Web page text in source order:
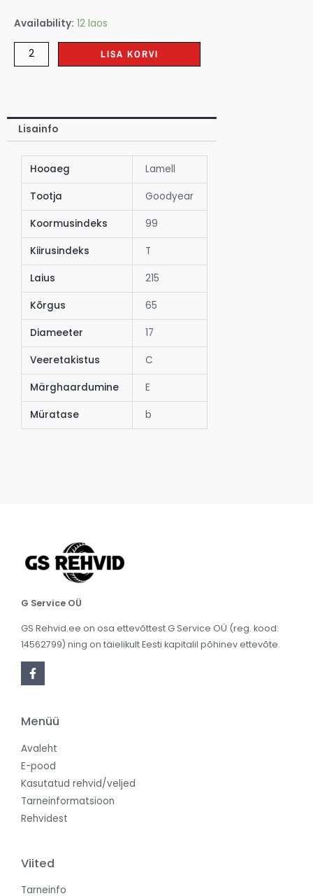
Availability: 12 laos
LISA KORVI
Lisainfo
Hooaeg Lamell
Tootja Goodyear
Koormusindeks 99
Kiirusindeks T
Laius 215
Kõrgus 65
Diameeter 17
Veeretakistus C
Märghaardumine E
Müratase b
G Service OÜ
GS Rehvid.ee on osa ettevõttest G Service OÜ (reg. kood:
14562799) ning on täielikult Eesti kapitalil põhinev ettevõte.
Menüü
Avaleht
E-pood
Kasutatud rehvid/veljed
Tarneinformatsioon
Rehvidest
Viited
Tarneinfo